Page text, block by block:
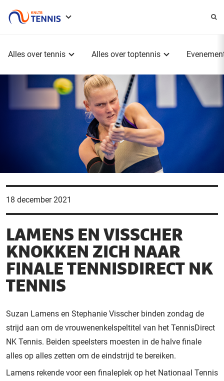
Alles over tennis Alles over toptennis
18 december 2021
LAMENS EN VISSCHER
KNOKKEN ZICH NAAR
FINALE TENNISDIRECT NK
TENNIS
Suzan Lamens en Stephanie Visscher binden zondag de
strijd aan om de vrouwenenkelspeltitel van het TennisDirect
NK Tennis. Beiden speelsters moesten in de halve finale
alles op alles zetten om de eindstrijd te bereiken.
Lamens rekende voor een finaleplek op het Nationaal Tennis